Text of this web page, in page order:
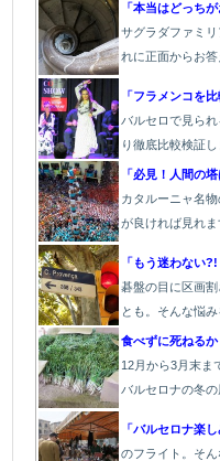
「本当はどっち
サグラダファミ
れに正面からお答
「フラメンコを
バルセロで見ら
り徹底比較検証
「必見！人間の
カタルーニャ名
が良ければ見れま
「もう迷わない
碁盤の目に区画
とも。そんな悩み
食べずに死ねるか
12月から3月末ま
バルセロナの冬の
「バルセロナ楽
のフライト。そ